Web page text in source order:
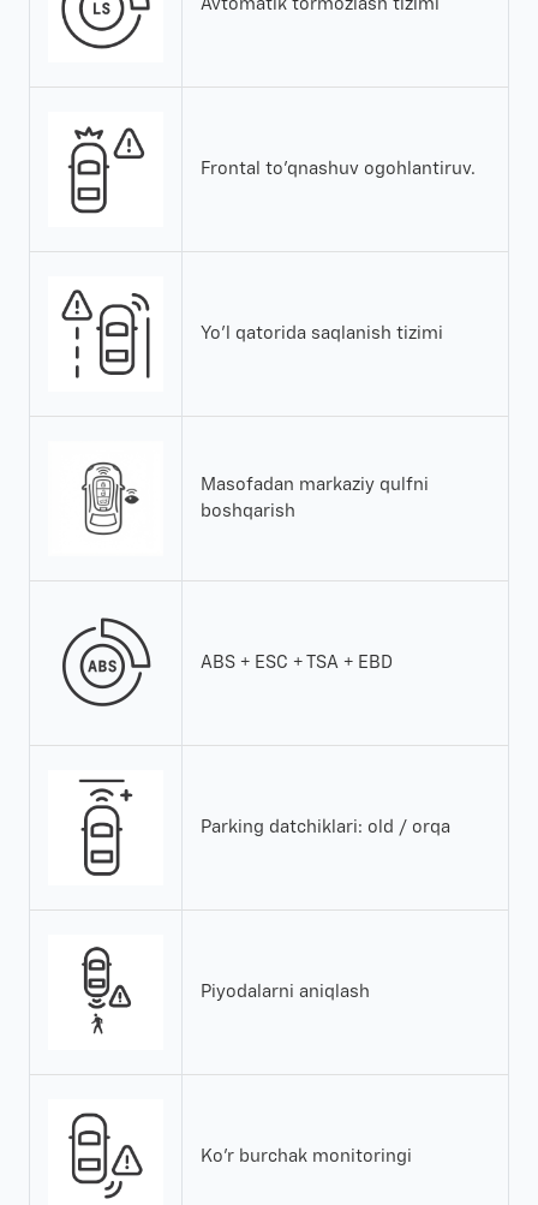
Avtomatik tormozlash tizimi
Frontal to'qnashuv ogohlantiruv.
Yo'l qatorida saqlanish tizimi
Masofadan markaziy qulfni
boshqarish
ABS + ESC + TSA + EBD
Parking datchiklari: old / orqa
Piyodalarni aniqlash
Ko'r burchak monitoringi